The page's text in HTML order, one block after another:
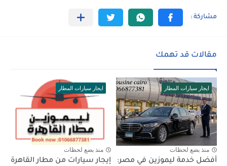
مقالات قد تهمك
ايجار سيارات المطار
منذ بضع لحظات
أفضل خدمة ليموزين في مصر:
ايجار سيارات المطار
منذ بضع لحظات
إيجار سيارات من مطار القاهرة